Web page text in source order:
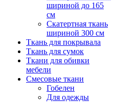
шириной до 165
см
Скатертная ткань
шириной 300 см
Ткань для покрывала
Ткань для сумок
Ткани для обивки
мебели
Смесовые ткани
Гобелен
Для одежды